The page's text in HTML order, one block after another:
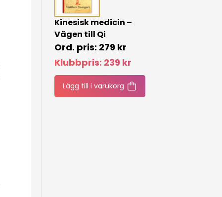
Kinesisk medicin –
Vägen till Qi
279 kr
Klubbpris: 239 kr
Lägg till i varukorg